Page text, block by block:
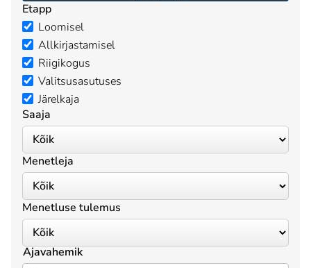
Etapp
Loomisel
Allkirjastamisel
Riigikogus
Valitsusasutuses
Järelkaja
Saaja
Menetleja
Menetluse tulemus
Ajavahemik